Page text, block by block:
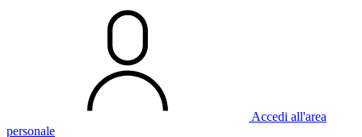
Accedi all'area
personale